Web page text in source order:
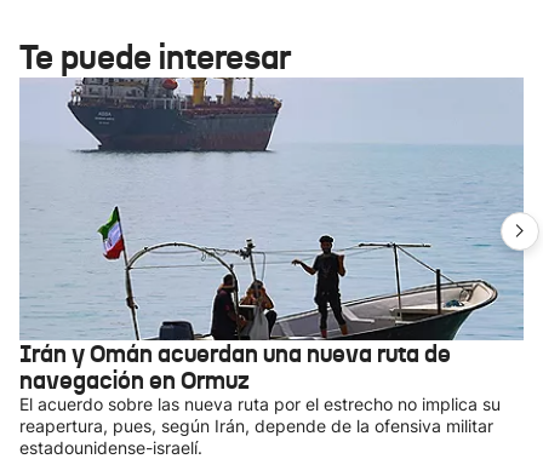
Te puede interesar
Irán y Omán acuerdan una nueva ruta de
navegación en Ormuz
El acuerdo sobre las nueva ruta por el estrecho no implica su
reapertura, pues, según Irán, depende de la ofensiva militar
estadounidense-israelí.